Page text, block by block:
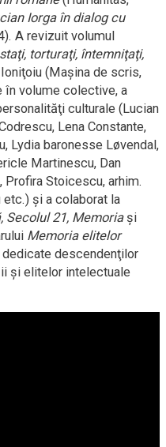
Iorga în dialog cu
A revizuit volumul
torturaţi, întemniţaţi,
(Maşina de scris,
în volume colective, a
culturale (Lucian
Lena Constante,
Lydia baronesse Løvendal,
Martinescu, Dan
Stoicescu, arhim.
etc.) şi a colaborat la
Secolul 21, Memoriaşi
Memoria elitelor
descendenţilor
şi elitelor intelectuale